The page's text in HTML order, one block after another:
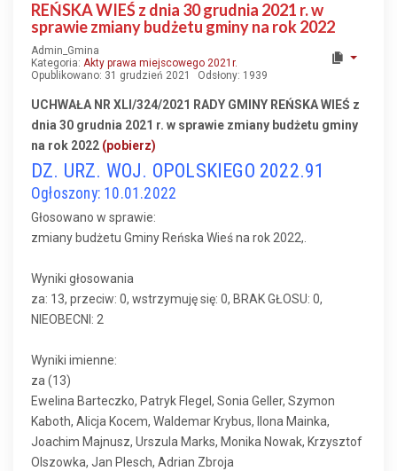
REŃSKA WIEŚ z dnia 30 grudnia 2021 r. w
sprawie zmiany budżetu gminy na rok 2022
Admin_Gmina
Kategoria: Akty prawa miejscowego 2021r.
Opublikowano: 31 grudzień 2021
Odsłony: 1939
UCHWAŁA NR XLI/324/2021 RADY GMINY REŃSKA WIEŚ z
dnia 30 grudnia 2021 r. w sprawie zmiany budżetu gminy
na rok 2022 (pobierz)
DZ. URZ. WOJ. OPOLSKIEGO 2022.91
Ogłoszony: 10.01.2022
Głosowano w sprawie:
zmiany budżetu Gminy Reńska Wieś na rok 2022,.
Wyniki głosowania
za: 13, przeciw: 0, wstrzymuję się: 0, BRAK GŁOSU: 0,
NIEOBECNI: 2
Wyniki imienne:
za (13)
Ewelina Barteczko, Patryk Flegel, Sonia Geller, Szymon
Kaboth, Alicja Kocem, Waldemar Krybus, Ilona Mainka,
Joachim Majnusz, Urszula Marks, Monika Nowak, Krzysztof
Olszowka, Jan Plesch, Adrian Zbroja